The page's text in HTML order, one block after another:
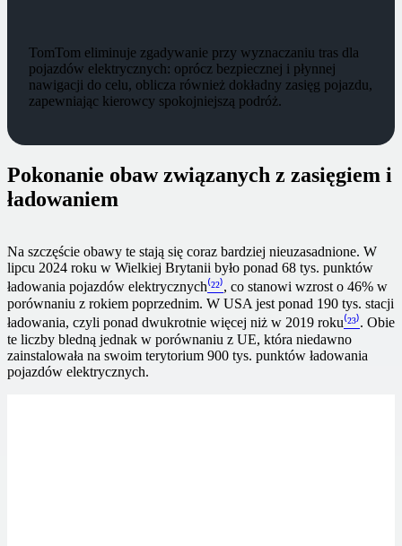
TomTom eliminuje zgadywanie przy wyznaczaniu tras dla
pojazdów elektrycznych: oprócz bezpiecznej i płynnej
nawigacji do celu, oblicza również dokładny zasięg pojazdu,
zapewniając kierowcy spokojniejszą podróż.
Pokonanie obaw związanych z zasięgiem i
ładowaniem
Na szczęście obawy te stają się coraz bardziej nieuzasadnione. W
lipcu 2024 roku w Wielkiej Brytanii było ponad 68 tys. punktów
ładowania pojazdów elektrycznych⁽²²⁾, co stanowi wzrost o 46% w
porównaniu z rokiem poprzednim. W USA jest ponad 190 tys. stacji
ładowania, czyli ponad dwukrotnie więcej niż w 2019 roku⁽²³⁾. Obie
te liczby bledną jednak w porównaniu z UE, która niedawno
zainstalowała na swoim terytorium 900 tys. punktów ładowania
pojazdów elektrycznych.